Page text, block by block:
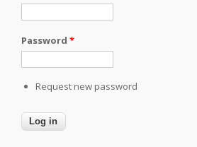
Password *
Request new password